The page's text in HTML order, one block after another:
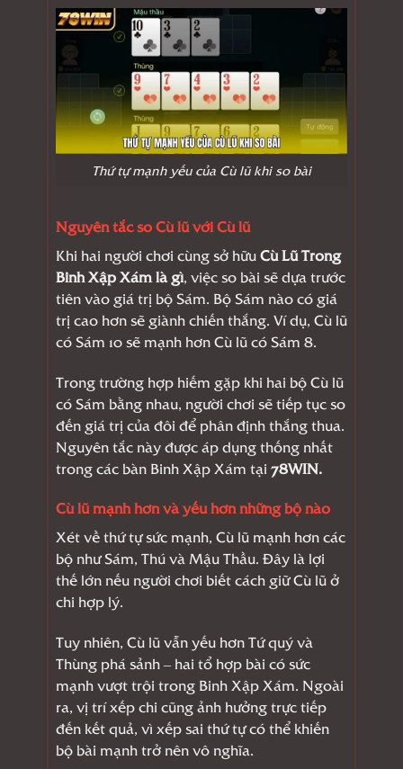
Thứ tự mạnh yếu của Cù lũ khi so bài
Nguyên tắc so Cù lũ với Cù lũ
Khi hai người chơi cùng sở hữuCù Lũ Trong
Binh Xập Xám là gì, việc so bài sẽ dựa trước
tiên vào giá trị bộ Sám. Bộ Sám nào có giá
trị cao hơn sẽ giành chiến thắng. Ví dụ, Cù lũ
có Sám 10 sẽ mạnh hơn Cù lũ có Sám 8.
Trong trường hợp hiếm gặp khi hai bộ Cù lũ
có Sám bằng nhau, người chơi sẽ tiếp tục so
đến giá trị của đôi để phân định thắng thua.
Nguyên tắc này được áp dụng thống nhất
trong các bàn Binh Xập Xám tại 78WIN.
Cù lũ mạnh hơn và yếu hơn những bộ nào
Xét về thứ tự sức mạnh, Cù lũ mạnh hơn các
bộ như Sám, Thú và Mậu Thầu. Đây là lợi
thế lớn nếu người chơi biết cách giữ Cù lũ ở
chi hợp lý.
Tuy nhiên, Cù lũ vẫn yếu hơn Tứ quý và
Thùng phá sảnh – hai tổ hợp bài có sức
mạnh vượt trội trong Binh Xập Xám. Ngoài
ra, vị trí xếp chi cũng ảnh hưởng trực tiếp
đến kết quả, vì xếp sai thứ tự có thể khiến
bộ bài mạnh trở nên vô nghĩa.